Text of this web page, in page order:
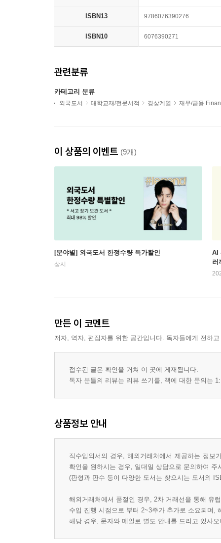
ISBN13 9786076390276
ISBN10 6076390271
관련분류
카테고리 분류
외국도서 대학교재/전문서적 경상계열 재무/금융
이 상품의 이벤트 (9개)
[분야별] 외국도서 한정수량 특가할인
상시
AI
러
만든 이 코멘트
저자, 역자, 편집자를 위한 공간입니다. 독자들에게 전하
접수된 글은 확인을 거쳐 이 곳에 게재됩니다.
독자 분들의 리뷰는 리뷰 쓰기를, 책에 대한 문의는
상품정보 안내
직수입외서의 경우, 해외거래처에서 제공하는 정
확인을 원하시는 경우, 일대일 상담으로 문의하여 주
(판형과 판수 등이 다양한 도서는 찾으시는 도서의
해외거래처에서 품절인 경우, 2차 거래선을 통해 유
수입 진행 시점으로 부터 2~3주가 추가로 소요되며,
해당 경우, 문자와 메일로 별도 안내를 드리고 있사